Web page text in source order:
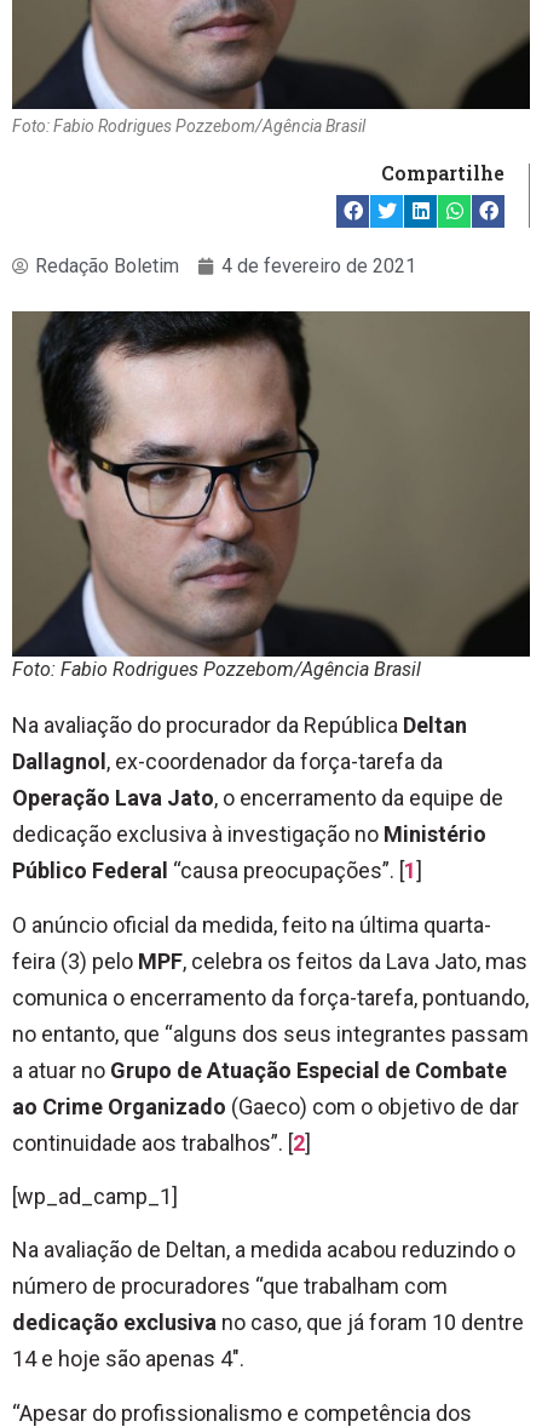
Foto: Fabio Rodrigues Pozzebom/Agência Brasil
Compartilhe
Redação Boletim 4 de fevereiro de 2021
Foto: Fabio Rodrigues Pozzebom/Agência Brasil
Na avaliação do procurador da República Deltan
Dallagnol , ex-coordenador da força-tarefa da
Operação Lava Jato, o encerramento da equipe de
dedicação exclusiva à investigação no Ministério
Público Federal “causa preocupações”. [1]
O anúncio oficial da medida, feito na última quarta-
feira (3) pelo MPF, celebra os feitos da Lava Jato, mas
comunica o encerramento da força-tarefa, pontuando,
no entanto, que “alguns dos seus integrantes passam
a atuar no Grupo de Atuação Especial de Combate
ao Crime Organizado (Gaeco) com o objetivo de dar
continuidade aos trabalhos”. [2]
[wp_ad_camp_1]
Na avaliação de Deltan, a medida acabou reduzindo o
número de procuradores “que trabalham com
dedicação exclusiva no caso, que já foram 10 dentre
14 e hoje são apenas 4″.
“Apesar do profissionalismo e competência dos